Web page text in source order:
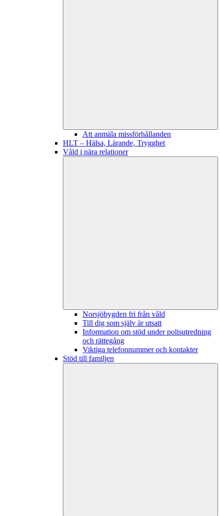
Att anmäla missförhållanden
HLT – Hälsa, Lärande, Trygghet
Våld i nära relationer
Norsjöbygden fri från våld
Till dig som själv är utsatt
Information om stöd under polisutredning
och rättegång
Viktiga telefonnummer och kontakter
Stöd till familjen